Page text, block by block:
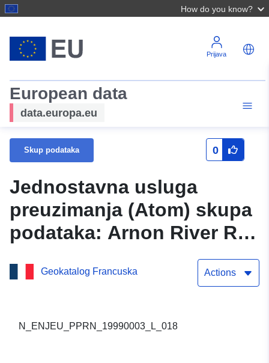
How do you know?
Prijava
European data
data.europa.eu
Skup podataka 0
Jednostavna usluga
preuzimanja (Atom) skupa
podataka: Arnon River RIP
Geokatalog Francuska Actions
N_ENJEU_PPRN_19990003_L_018